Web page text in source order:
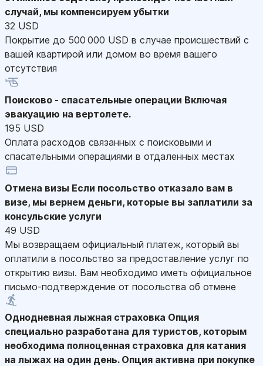
случай, мы компенсируем убытки
32 USD
Покрытие до 500 000 USD в случае происшествий с
вашей квартирой или домом во время вашего
отсутствия
Поисково - спасательные операции Включая
эвакуацию на вертолете.
195 USD
Оплата расходов связанных с поисковыми и
спасательными операциями в отдаленных местах
Отмена визы Если посольство отказало вам в
визе, мы вернем деньги, которые вы заплатили за
консульские услуги
49 USD
Мы возвращаем официальный платеж, который вы
оплатили в посольство за предоставление услуг по
открытию визы. Вам необходимо иметь официальное
письмо-подтверждение от посольства об отмене
Однодневная лыжная страховка Опция
специально разработана для туристов, которым
необходима полноценная страховка для катания
на лыжах на один день. Опция активна при покупке